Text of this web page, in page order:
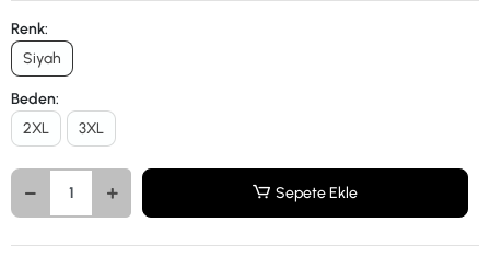
Renk:
Siyah
Beden:
2XL
3XL
Sepete Ekle